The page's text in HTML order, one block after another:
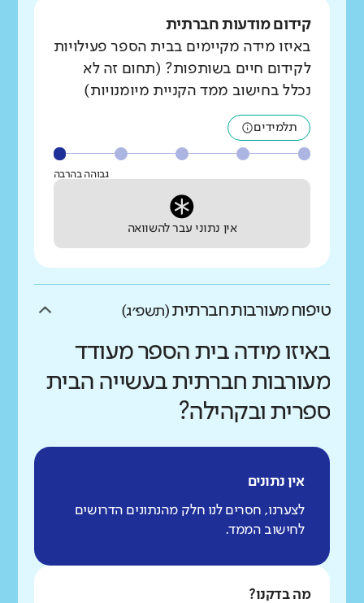
קידום מודעות חברתית
באיזו מידה מקיימים בבית הספר פעילויות
לקידום חיים בשותפות? (תחום זה לא
נכלל בחישוב ממד הקניית מיומנויות)
תלמידים
גבוהה בהרבה
אין נתוני עבר להשוואה
טיפוח מעורבות חברתית(תשפ״ג)
באיזו מידה בית הספר מעודד
מעורבות חברתית בעשייה הבית
ספרית ובקהילה?
אין נתונים
לצערנו, חסרים לנו חלק מהנתונים הדרושים
לחישוב הממד.
מה בדקנו?